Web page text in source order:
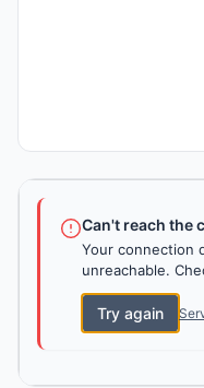
Can't reach the
Your connection
unreachable.
Try again